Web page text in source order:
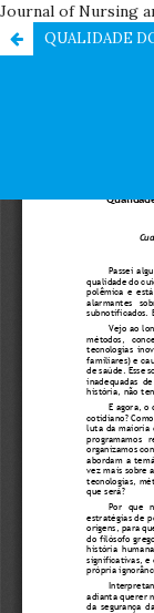
Journal of Nursing